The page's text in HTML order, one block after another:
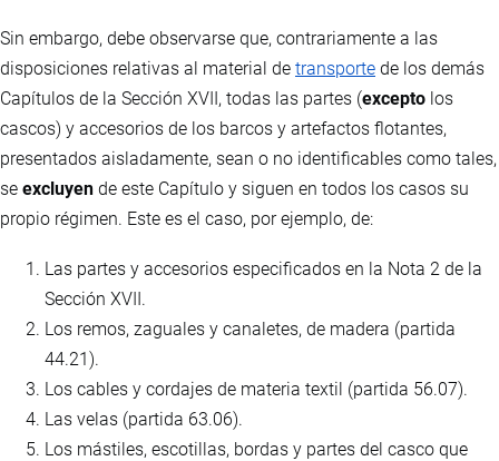
Sin embargo, debe observarse que, contrariamente a las
disposiciones relativas al material de transporte de los demás
Capítulos de la Sección XVII, todas las partes (excepto los
cascos) y accesorios de los barcos y artefactos flotantes,
presentados aisladamente, sean o no identificables como tales,
se excluyen de este Capítulo y siguen en todos los casos su
propio régimen. Este es el caso, por ejemplo, de:
Las partes y accesorios especificados en la Nota 2 de la
Sección XVII.
Los remos, zaguales y canaletes, de madera (partida
44.21).
Los cables y cordajes de materia textil (partida 56.07).
Las velas (partida 63.06).
Los mástiles, escotillas, bordas y partes del casco que